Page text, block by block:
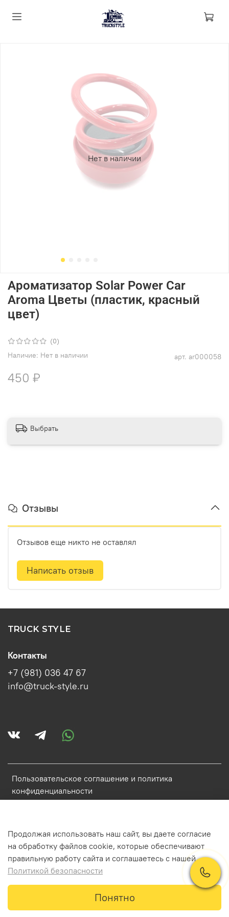
Нет в наличии
(0)
арт. ar000058
Наличие: Нет в наличии
Ароматизатор Solar Power Car
Aroma Цветы (пластик, красный
цвет)
450 ₽
Выбрать
Отзывы
Отзывов еще никто не оставлял
Написать отзыв
TRUCK STYLE
Пользовательское соглашение и политика
конфиденциальности
Обратная связь
Контакты
+7 (981) 036 47 67
info@truck-style.ru
Продолжая использовать наш сайт, вы даете согласие
на обработку файлов cookie, которые обеспечивают
правильную работу сайта и соглашаетесь с нашей
Политикой безопасности
Понятно